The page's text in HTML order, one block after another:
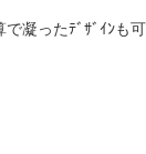
で凝ったﾃﾞｻﾞｲﾝも可